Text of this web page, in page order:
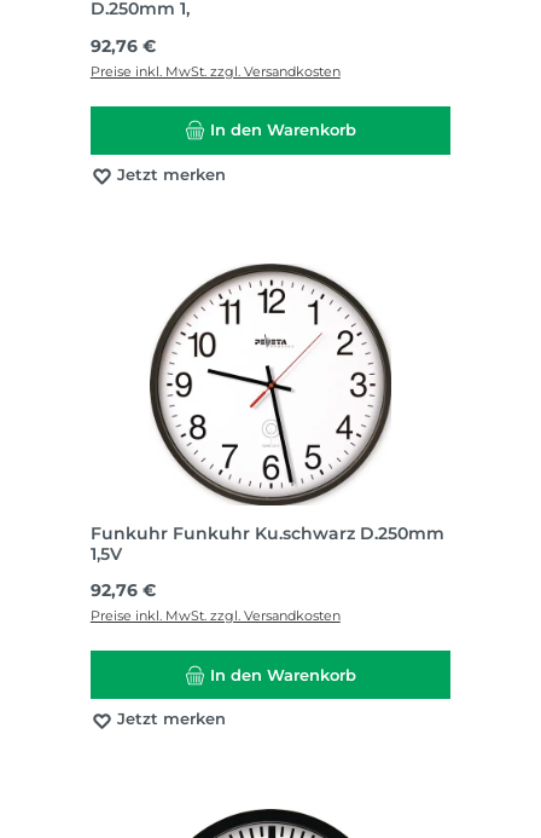
D.250mm 1,
Regulärer Preis:
92,76 €
Preise inkl. MwSt. zzgl. Versandkosten
In den Warenkorb
Jetzt merken
Funkuhr Funkuhr Ku.schwarz D.250mm
1,5V
Regulärer Preis:
92,76 €
Preise inkl. MwSt. zzgl. Versandkosten
In den Warenkorb
Jetzt merken